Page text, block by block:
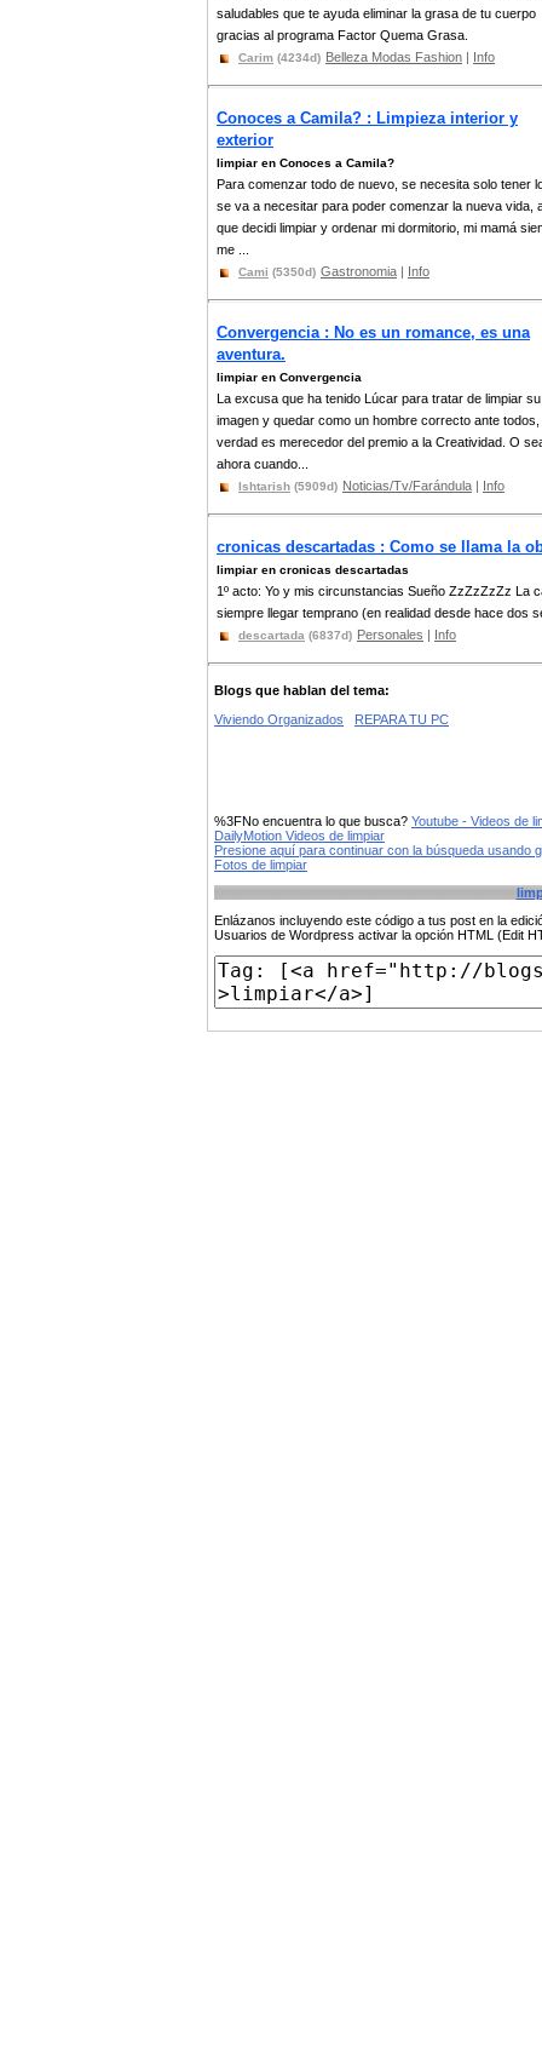
saludables que te ayuda eliminar la grasa de tu cuerpo
gracias al programa Factor Quema Grasa.
Carim (4234d) Belleza Modas Fashion | Info
Conoces a Camila? : Limpieza interior y
exterior
limpiar en Conoces a Camila?
Para comenzar todo de nuevo, se necesita solo tener
se va a necesitar para poder comenzar la nueva vida,
que decidi limpiar y ordenar mi dormitorio, mi mamá
me ...
Cami (5350d) Gastronomia | Info
Convergencia : No es un romance, es una
aventura.
limpiar en Convergencia
La excusa que ha tenido Lúcar para tratar de limpiar su
imagen y quedar como un hombre correcto ante todos,
verdad es merecedor del premio a la Creatividad. O
ahora cuando...
Ishtarish (5909d) Noticias/Tv/Farándula | Info
cronicas descartadas : Como se llama la
limpiar en cronicas descartadas
1º acto: Yo y mis circunstancias Sueño ZzZzZzZz La
siempre llegar temprano (en realidad desde hace dos
descartada (6837d) Personales | Info
Blogs que hablan del tema:
Viviendo Organizados
REPARA TU PC
%3FNo encuentra lo que busca? Youtube - Videos de
DailyMotion Videos de limpiar
Presione aquí para continuar con la búsqueda usando
Fotos de limpiar
Enlázanos incluyendo este código a tus post en la
Usuarios de Wordpress activar la opción HTML (Edit